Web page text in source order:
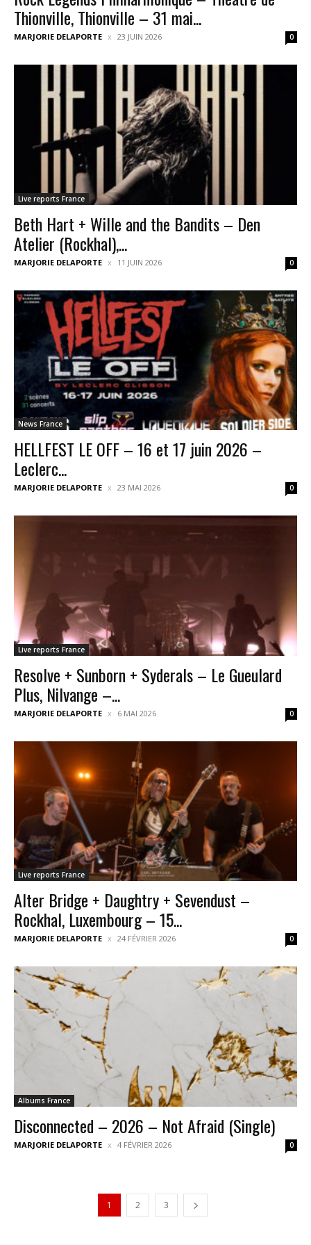
Thionville, Thionville – 31 mai...
MARJORIE DELAPORTE 23 JUIN 2026 0
Live reports France
Beth Hart + Wille and the Bandits – Den
Atelier (Rockhal),...
MARJORIE DELAPORTE 11 JUIN 2026 0
News France
HELLFEST LE OFF – 16 et 17 juin 2026 –
Leclerc...
MARJORIE DELAPORTE 23 MAI 2026 0
Live reports France
Resolve + Sunborn + Syderals – Le Gueulard
Plus, Nilvange –...
MARJORIE DELAPORTE 6 MAI 2026 0
Live reports France
Alter Bridge + Daughtry + Sevendust –
Rockhal, Luxembourg – 15...
MARJORIE DELAPORTE 24 FÉVRIER 2026 0
Albums France
Disconnected – 2026 – Not Afraid (Single)
MARJORIE DELAPORTE 4 FÉVRIER 2026 0
1 2 3